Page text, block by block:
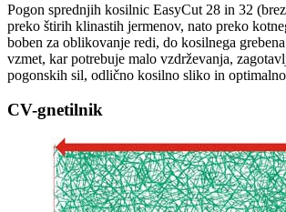
Pogon sprednjih kosilnic EasyCut 28 in 32
preko štirih klinastih jermenov, nato preko
boben za oblikovanje redi, do kosilnega
vzmet, kar potrebuje malo vzdrževanja,
pogonskih sil, odlično kosilno sliko in
CV-gnetilnik